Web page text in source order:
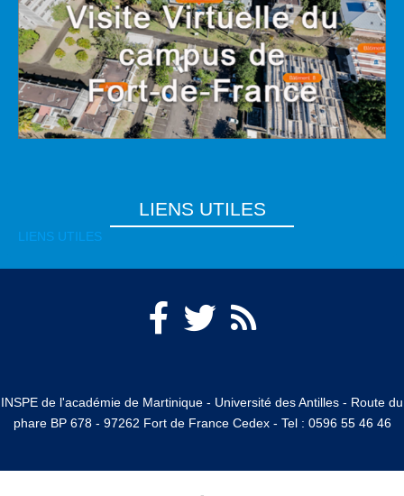
LIENS UTILES
LIENS UTILES
INSPE de l'académie de Martinique - Université des Antilles - Route du
phare BP 678 - 97262 Fort de France Cedex - Tel : 0596 55 46 46